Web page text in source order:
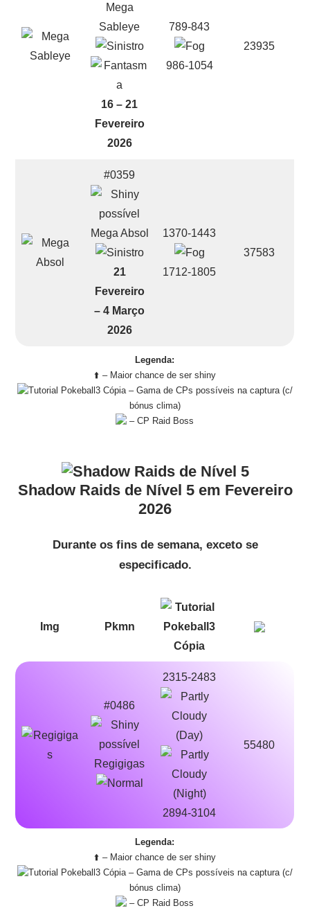
Mega
Sableye
16 – 21
Fevereiro
2026
789-843
986-1054
23935
#0359
Mega Absol
21
Fevereiro
– 4 Março
2026
1370-1443
1712-1805
37583
Legenda:
⬆️ – Maior chance de ser shiny
– Gama de CPs possíveis na captura (c/
bónus clima)
– CP Raid Boss
Shadow Raids de Nível 5 em Fevereiro
2026
Durante os fins de semana, exceto se
especificado.
Img Pkmn
#0486
Regigigas
2315-2483
2894-3104
55480
Legenda:
⬆️ – Maior chance de ser shiny
– Gama de CPs possíveis na captura (c/
bónus clima)
– CP Raid Boss